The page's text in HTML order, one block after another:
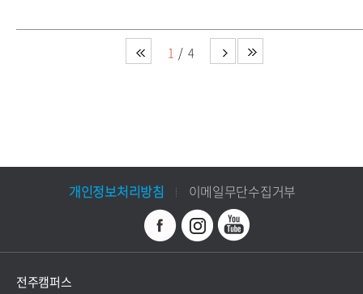
1 4
개인정보처리방침 이메일무단수집거부
전주캠퍼스